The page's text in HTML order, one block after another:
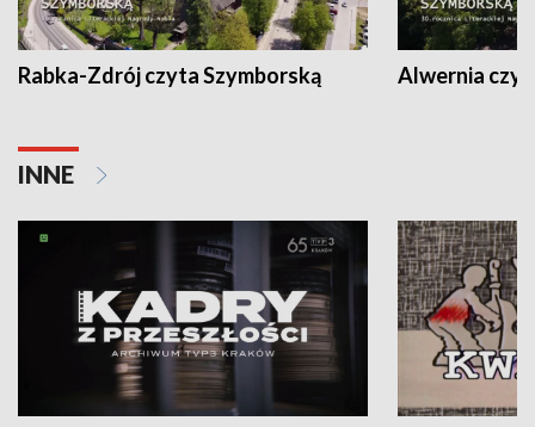
Rabka-Zdrój czyta Szymborską Alwernia
INNE